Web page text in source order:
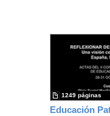
1249 páginas